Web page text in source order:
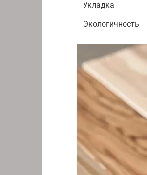
Укладка
Экологичность